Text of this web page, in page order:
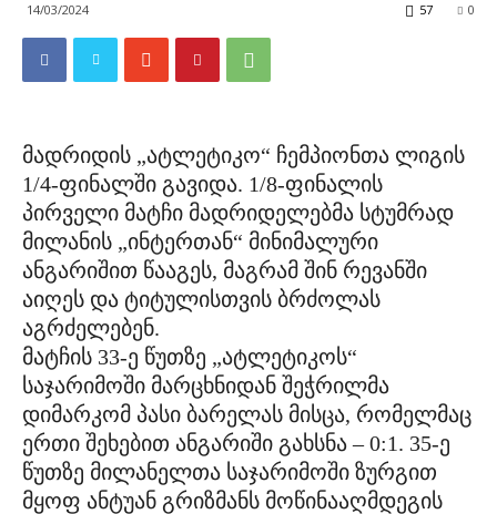
14/03/2024 0
57
მადრიდის „ატლეტიკო“ ჩემპიონთა ლიგის
1/4-ფინალში გავიდა. 1/8-ფინალის
პირველი მატჩი მადრიდელებმა სტუმრად
მილანის „ინტერთან“ მინიმალური
ანგარიშით წააგეს, მაგრამ შინ რევანში
აიღეს და ტიტულისთვის ბრძოლას
აგრძელებენ.
მატჩის 33-ე წუთზე „ატლეტიკოს“
საჯარიმოში მარცხნიდან შეჭრილმა
დიმარკომ პასი ბარელას მისცა, რომელმაც
ერთი შეხებით ანგარიში გახსნა – 0:1. 35-ე
წუთზე მილანელთა საჯარიმოში ზურგით
მყოფ ანტუან გრიზმანს მოწინააღმდეგის